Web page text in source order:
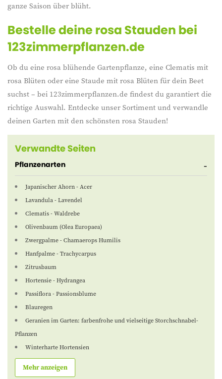
ganze Saison über blüht.
Bestelle deine rosa Stauden bei
123zimmerpflanzen.de
Ob du eine rosa blühende Gartenpflanze, eine Clematis mit
rosa Blüten oder eine Staude mit rosa Blüten für dein Beet
suchst – bei 123zimmerpflanzen.de findest du garantiert die
richtige Auswahl. Entdecke unser Sortiment und verwandle
deinen Garten mit den schönsten rosa Stauden!
Verwandte Seiten
Pflanzenarten
Japanischer Ahorn - Acer
Lavandula - Lavendel
Clematis - Waldrebe
Olivenbaum (Olea Europaea)
Zwergpalme - Chamaerops Humilis
Hanfpalme - Trachycarpus
Zitrusbaum
Hortensie - Hydrangea
Passiflora - Passionsblume
Blauregen
Geranien im Garten: farbenfrohe und vielseitige Storchschnabel-
Pflanzen
Winterharte Hortensien
Mehr anzeigen